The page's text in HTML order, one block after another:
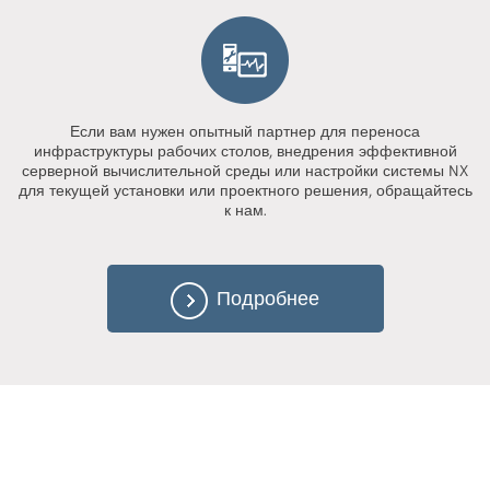
Если вам нужен опытный партнер для переноса
инфраструктуры рабочих столов, внедрения эффективной
серверной вычислительной среды или настройки системы NX
для текущей установки или проектного решения, обращайтесь
к нам.
Подробнее